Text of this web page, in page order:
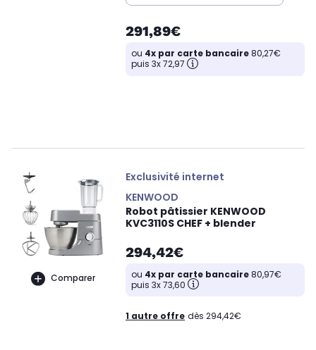
291,89€
ou 4x par carte bancaire80,27€
puis 3x 72,97
Comparer
Exclusivité internet
KENWOOD
Robot pâtissier KENWOOD
KVC3110S CHEF + blender
294,42€
ou 4x par carte bancaire80,97€
puis 3x 73,60
1 autre offre dès 294,42€